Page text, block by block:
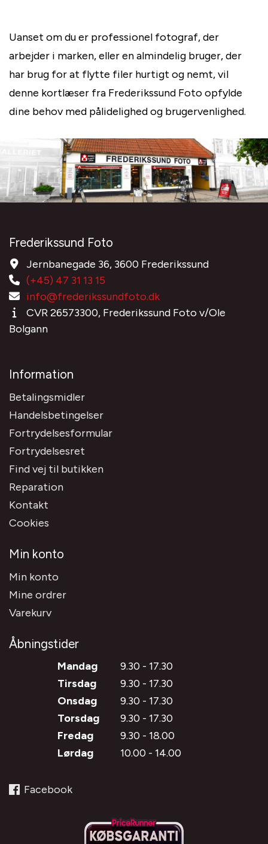
Uanset om du er professionel fotograf, der
arbejder i marken, eller en almindelig bruger, der
har brug for at flytte filer hurtigt og nemt, vil
denne kortlæser fra Frederikssund Foto opfylde
dine behov med pålidelighed og brugervenlighed.
Frederikssund Foto
Jernbanegade 36, 3600 Frederikssund
(+45) 47 31 13 15
info@frederikssundfoto.dk
CVR 26573300, Frederikssund Foto v/Ole
Bolgann
Information
Betalingsmidler
Handelsbetingelser
Fortrydelsesformular
Fortrydelsesret
Find vej til butikken
Reparation
Kontakt
Cookies
Min konto
Min konto
Mine ordrer
Varekurv
Åbningstider
Mandag
9.30 - 17.30
Tirsdag
9.30 - 17.30
Onsdag
9.30 - 17.30
Torsdag
9.30 - 17.30
Fredag
9.30 - 18.00
Lørdag
10.00 - 14.00
Facebook